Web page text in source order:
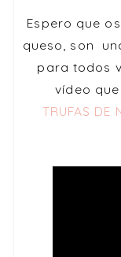
Espero que
queso, son
para todos
vídeo
TRUFAS DE